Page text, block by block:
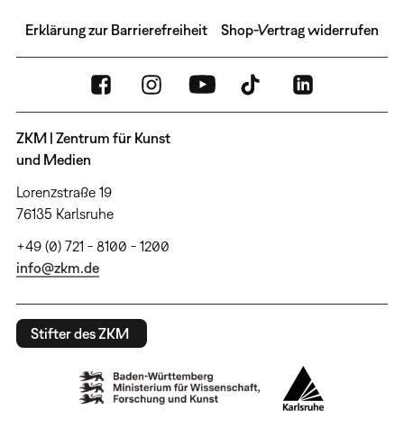
Erklärung zur Barrierefreiheit Shop-Vertrag widerrufen
ZKM | Zentrum für Kunst
und Medien
Lorenzstraße 19
76135 Karlsruhe
+49 (0) 721 - 8100 - 1200
info@zkm.de
Stifter des ZKM